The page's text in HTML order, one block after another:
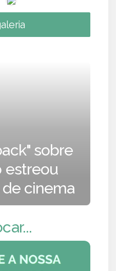
sobre
estreou
de cinema